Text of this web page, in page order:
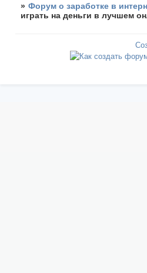
» Форум о заработке в
играть на деньги в лучшем